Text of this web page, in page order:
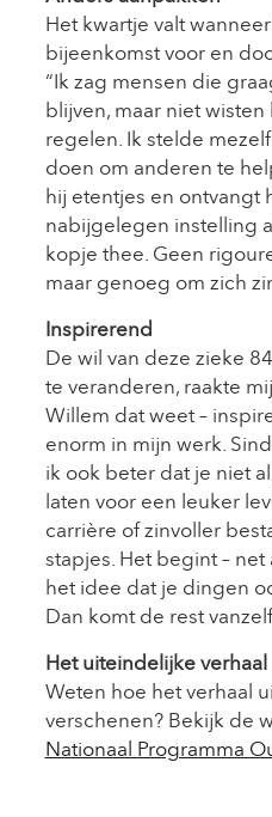
Het kwartje valt
bijeenkomst voor en
“Ik zag mensen die
blijven, maar niet
regelen. Ik stelde
doen om anderen te
hij etentjes en ontvangt
nabijgelegen instelling
kopje thee. Geen
maar genoeg om zich
Inspirerend
De wil van deze zieke
te veranderen, raakte
Willem dat weet –
enorm in mijn werk.
ik ook beter dat je niet
laten voor een leuker
carrière of zinvoller
stapjes. Het begint – net
het idee dat je dingen
Dan komt de rest
Het uiteindelijke verhaal
Weten hoe het verhaal
verschenen? Bekijk de
Nationaal Programma